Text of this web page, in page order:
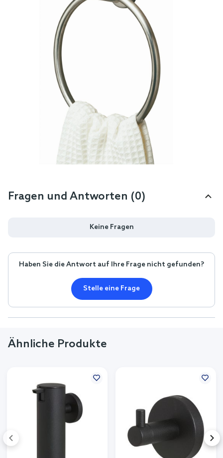
Fragen und Antworten (0)
Keine Fragen
Haben Sie die Antwort auf Ihre Frage nicht gefunden?
Stelle eine Frage
Ähnliche Produkte